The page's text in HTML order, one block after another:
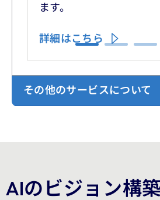
ます。
詳細はこちら
その他のサービスについて
AIのビジョン構